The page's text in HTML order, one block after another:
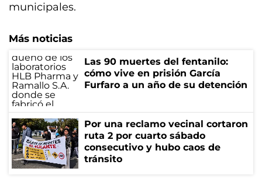
municipales.
Más noticias
Las 90 muertes del fentanilo:
cómo vive en prisión García
Furfaro a un año de su detención
Por una reclamo vecinal cortaron
ruta 2 por cuarto sábado
consecutivo y hubo caos de
tránsito